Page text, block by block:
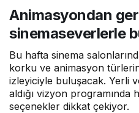
Animasyondan
sinemaseverlerle
Bu hafta sinema
korku ve animasyon
izleyiciyle buluşacak. Yerli
aldığı vizyon
seçenekler dikkat çekiyor.